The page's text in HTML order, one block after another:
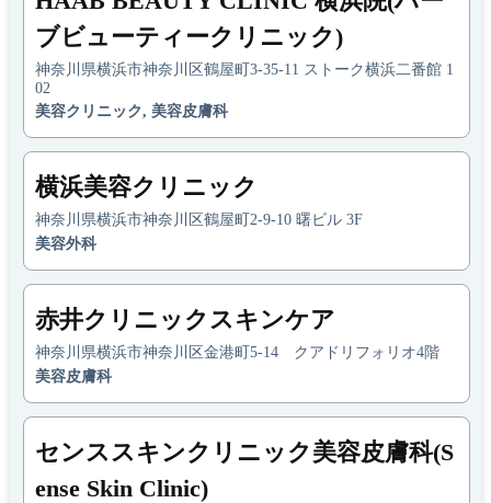
ブビューティークリニック)
神奈川県横浜市神奈川区鶴屋町3-35-11 ストーク横浜二番館 1
02
美容クリニック, 美容皮膚科
横浜美容クリニック
神奈川県横浜市神奈川区鶴屋町2-9-10 曙ビル 3F
美容外科
赤井クリニックスキンケア
神奈川県横浜市神奈川区金港町5-14 クアドリフォリオ4階
美容皮膚科
センススキンクリニック美容皮膚科(S
ense Skin Clinic)